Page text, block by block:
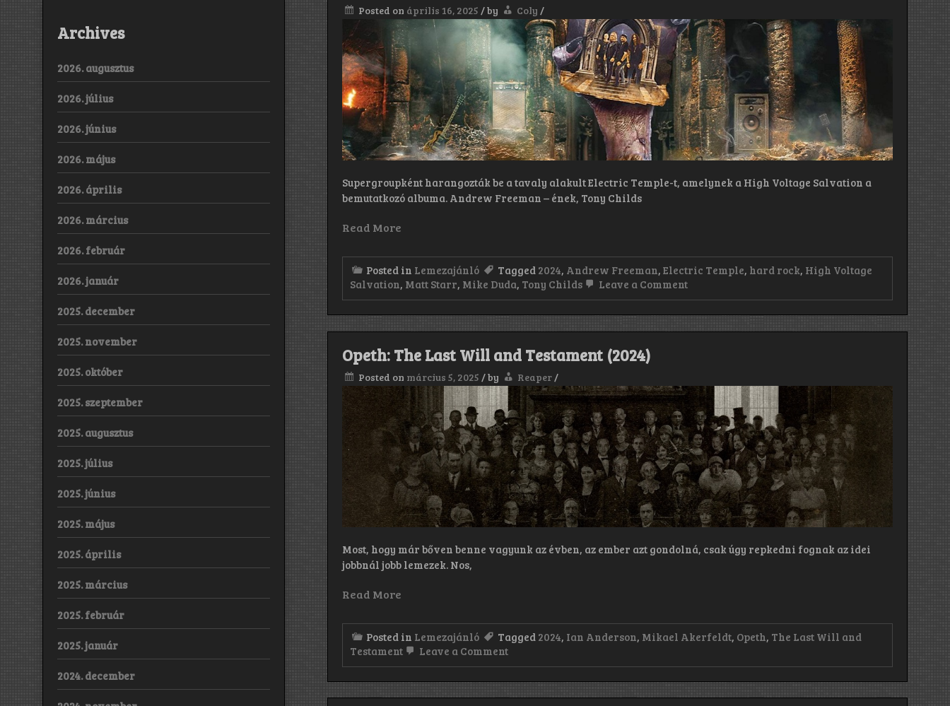
Posted on április 16, 2025 /by Coly /
Supergroupként harangozták be a tavaly alakult Electric Temple-t, amelynek a High Voltage Salvation a
bemutatkozó albuma. Andrew Freeman – ének, Tony Childs
Read More
Posted in Lemezajánló Tagged 2024, Andrew Freeman,Electric Temple, hard rock, High Voltage
Salvation, Matt Starr, Mike Duda, Tony Childs Leave a Commenton
High
Voltage
Opeth: The Last Will and Testament (2024)
Posted on március 5, 2025 /by Reaper /
Most, hogy már bőven benne vagyunk az évben, az ember azt gondolná, csak úgy repkedni fognak az idei
jobbnál jobb lemezek. Nos,
Read More
Posted in Lemezajánló Tagged 2024, Ian Anderson, Mikael Akerfeldt, Opeth, The Last Will and
Testament
Leave a Commenton
Last
Will
Archives
2026. augusztus
2026. július
2026. június
2026. május
2026. április
2026. március
2026. február
2026. január
2025. december
2025. november
2025. október
2025. szeptember
2025. augusztus
2025. július
2025. június
2025. május
2025. április
2025. március
2025. február
2025. január
2024. december